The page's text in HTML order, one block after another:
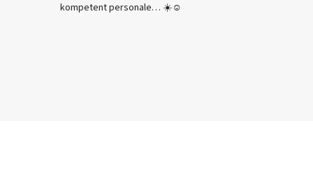
kompetent personale… ☀️☺️